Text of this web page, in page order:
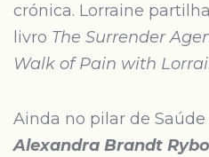
crónica. Lorraine
livro The Surrender
Walk of Pain with
Ainda no pilar de
Alexandra Brandt